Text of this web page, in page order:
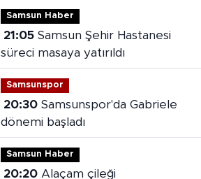
Samsun Haber
21:05Samsun Şehir Hastanesi
süreci masaya yatırıldı
Samsunspor
20:30Samsunspor'da Gabriele
dönemi başladı
Samsun Haber
20:20Alaçam çileği